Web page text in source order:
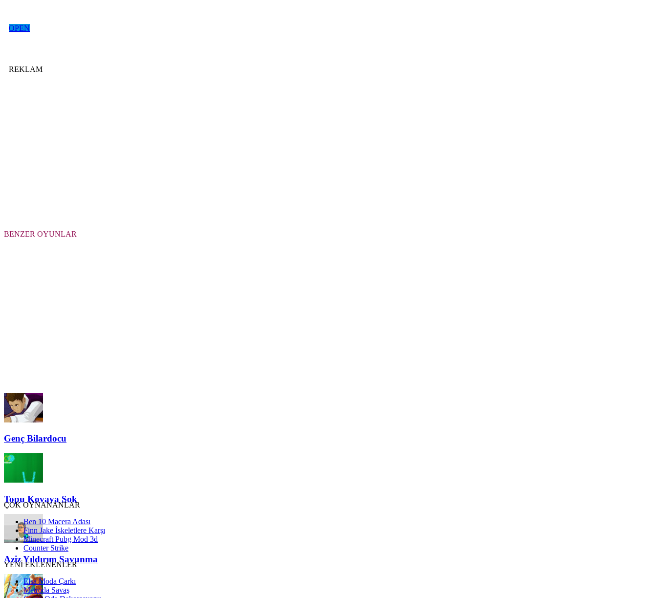
OPEN
REKLAM
BENZER OYUNLAR
Genç Bilardocu
Topu Kovaya Sok
Aziz Yıldırım Savunma
ÇOK OYNANANLAR
Ben 10 Macera Adası
Finn Jake İskeletlere Karşı
Minecraft Pubg Mod 3d
Counter Strike
YENİ EKLENENLER
Elsa Moda Çarkı
Metroda Savaş